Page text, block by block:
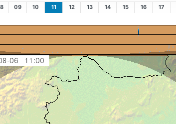
09 10 11 12 13 14 15 16 17